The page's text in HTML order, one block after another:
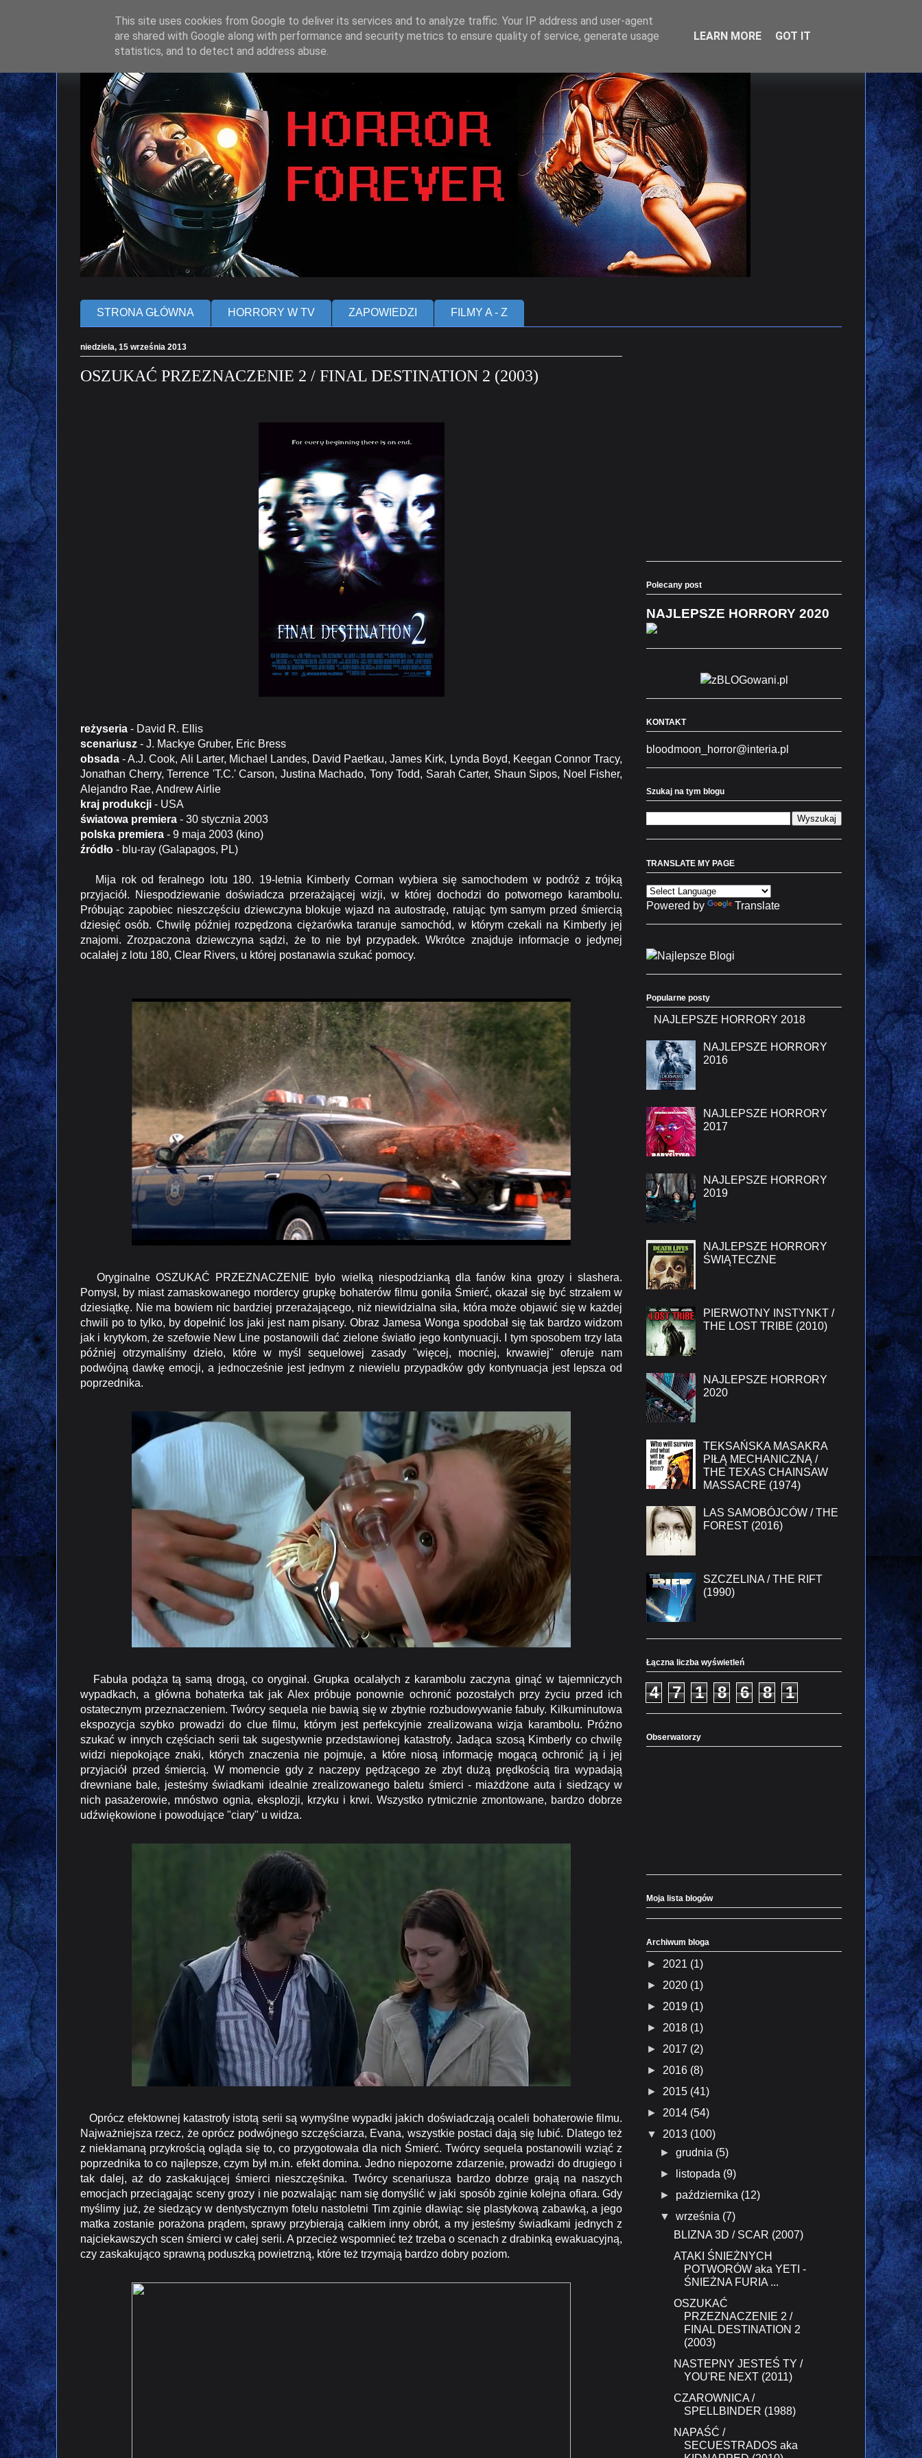
STRONA GŁÓWNA HORRORY W TV ZAPOWIEDZI FILMY A - Z
niedziela, 15 września 2013
OSZUKAĆ PRZEZNACZENIE 2 / FINAL DESTINATION 2 (2003)
reżyseria - David R. Ellis
scenariusz - J. Mackye Gruber, Eric Bress
obsada - A.J. Cook, Ali Larter, Michael Landes, David Paetkau, James Kirk, Lynda Boyd, Keegan Connor Tracy,
Jonathan Cherry, Terrence 'T.C.' Carson, Justina Machado, Tony Todd, Sarah Carter, Shaun Sipos, Noel Fisher,
Alejandro Rae, Andrew Airlie
kraj produkcji - USA
światowa premiera - 30 stycznia 2003
polska premiera - 9 maja 2003 (kino)
źródło - blu-ray (Galapagos, PL)
Mija rok od feralnego lotu 180. 19-letnia Kimberly Corman wybiera się samochodem w podróż z trójką
przyjaciół. Niespodziewanie doświadcza przerażającej wizji, w której dochodzi do potwornego karambolu.
Próbując zapobiec nieszczęściu dziewczyna blokuje wjazd na autostradę, ratując tym samym przed śmiercią
dziesięć osób. Chwilę później rozpędzona ciężarówka taranuje samochód, w którym czekali na Kimberly jej
znajomi. Zrozpaczona dziewczyna sądzi, że to nie był przypadek. Wkrótce znajduje informacje o jedynej
ocalałej z lotu 180, Clear Rivers, u której postanawia szukać pomocy.
Oryginalne OSZUKAĆ PRZEZNACZENIE było wielką niespodzianką dla fanów kina grozy i slashera.
Pomysł, by miast zamaskowanego mordercy grupkę bohaterów filmu goniła Śmierć, okazał się być strzałem w
dziesiątkę. Nie ma bowiem nic bardziej przerażającego, niż niewidzialna siła, która może objawić się w każdej
chwili po to tylko, by dopełnić los jaki jest nam pisany. Obraz Jamesa Wonga spodobał się tak bardzo widzom
jak i krytykom, że szefowie New Line postanowili dać zielone światło jego kontynuacji. I tym sposobem trzy lata
później otrzymaliśmy dzieło, które w myśl sequelowej zasady "więcej, mocniej, krwawiej" oferuje nam
podwójną dawkę emocji, a jednocześnie jest jednym z niewielu przypadków gdy kontynuacja jest lepsza od
poprzednika.
Fabuła podąża tą samą drogą, co oryginał. Grupka ocalałych z karambolu zaczyna ginąć w tajemniczych
wypadkach, a główna bohaterka tak jak Alex próbuje ponownie ochronić pozostałych przy życiu przed ich
ostatecznym przeznaczeniem. Twórcy sequela nie bawią się w zbytnie rozbudowywanie fabuły. Kilkuminutowa
ekspozycja szybko prowadzi do clue filmu, którym jest perfekcyjnie zrealizowana wizja karambolu. Próżno
szukać w innych częściach serii tak sugestywnie przedstawionej katastrofy. Jadąca szosą Kimberly co chwilę
widzi niepokojące znaki, których znaczenia nie pojmuje, a które niosą informację mogącą ochronić ją i jej
przyjaciół przed śmiercią. W momencie gdy z naczepy pędzącego ze zbyt dużą prędkością tira wypadają
drewniane bale, jesteśmy świadkami idealnie zrealizowanego baletu śmierci - miażdżone auta i siedzący w
nich pasażerowie, mnóstwo ognia, eksplozji, krzyku i krwi. Wszystko rytmicznie zmontowane, bardzo dobrze
udźwiękowione i powodujące "ciary" u widza.
Oprócz efektownej katastrofy istotą serii są wymyślne wypadki jakich doświadczają ocaleli bohaterowie filmu.
Najważniejsza rzecz, że oprócz podwójnego szczęściarza, Evana, wszystkie postaci dają się lubić. Dlatego też
z niekłamaną przykrością ogląda się to, co przygotowała dla nich Śmierć. Twórcy sequela postanowili wziąć z
poprzednika to co najlepsze, czym był m.in. efekt domina. Jedno niepozorne zdarzenie, prowadzi do drugiego i
tak dalej, aż do zaskakującej śmierci nieszczęśnika. Twórcy scenariusza bardzo dobrze grają na naszych
emocjach przeciągając sceny grozy i nie pozwalając nam się domyślić w jaki sposób zginie kolejna ofiara. Gdy
myślimy już, że siedzący w dentystycznym fotelu nastoletni Tim zginie dławiąc się plastykową zabawką, a jego
matka zostanie porażona prądem, sprawy przybierają całkiem inny obrót, a my jesteśmy świadkami jednych z
najciekawszych scen śmierci w całej serii. A przecież wspomnieć też trzeba o scenach z drabinką ewakuacyjną,
czy zaskakująco sprawną poduszką powietrzną, które też trzymają bardzo dobry poziom.
Polecany post
NAJLEPSZE HORRORY 2020
KONTAKT
bloodmoon_horror@interia.pl
Szukaj na tym blogu
TRANSLATE MY PAGE
Powered by Translate
Popularne posty
NAJLEPSZE HORRORY 2018
NAJLEPSZE HORRORY
2016
NAJLEPSZE HORRORY
2017
NAJLEPSZE HORRORY
2019
NAJLEPSZE HORRORY
ŚWIĄTECZNE
PIERWOTNY INSTYNKT /
THE LOST TRIBE (2010)
NAJLEPSZE HORRORY
2020
TEKSAŃSKA MASAKRA
PIŁĄ MECHANICZNĄ /
THE TEXAS CHAINSAW
MASSACRE (1974)
LAS SAMOBÓJCÓW / THE
FOREST (2016)
SZCZELINA / THE RIFT
(1990)
Łączna liczba wyświetleń
4 7 1 8 6 8 1
Obserwatorzy
Moja lista blogów
Archiwum bloga
► 2021 (1)
► 2020 (1)
► 2019 (1)
► 2018 (1)
► 2017 (2)
► 2016 (8)
► 2015 (41)
► 2014 (54)
▼ 2013 (100)
►grudnia (5)
►
listopada (9)
► października (12)
▼września (7)
BLIZNA 3D / SCAR (2007)
ATAKI ŚNIEŻNYCH
POTWORÓW aka YETI -
ŚNIEŻNA FURIA ...
OSZUKAĆ
PRZEZNACZENIE 2 /
FINAL DESTINATION 2
(2003)
NASTEPNY JESTEŚ TY /
YOU'RE NEXT (2011)
CZAROWNICA /
SPELLBINDER (1988)
NAPAŚĆ /
SECUESTRADOS aka
This site uses cookies from Google to deliver its services and to analyze traffic. Your IP address and user-agent
are shared with Google along with performance and security metrics to ensure quality of service, generate usage
statistics, and to detect and address abuse.
LEARN MORE GOT IT